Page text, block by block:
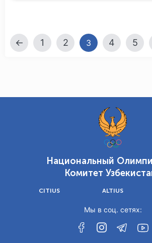
← 1 2 3 4 5
Национальный
Комитет
CITIUS ALTIUS
Мы в соц. сетях: